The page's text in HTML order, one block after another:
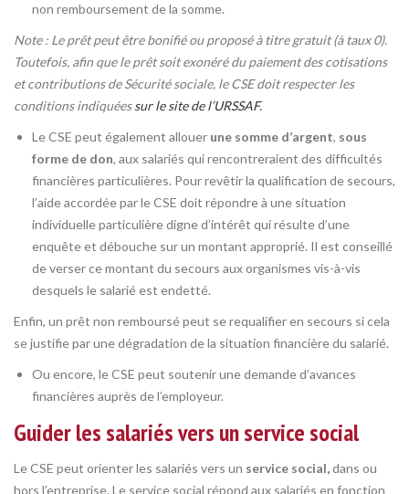
non remboursement de la somme.
Note : Le prêt peut être bonifié ou proposé à titre gratuit (à taux 0).
Toutefois, afin que le prêt soit exonéré du paiement des cotisations
et contributions de Sécurité sociale, le CSE doit respecter les
conditions indiquéessur le site de l’URSSAF.
Le CSE peut également allouer une somme d’argent, sous
forme de don, aux salariés qui rencontreraient des difficultés
financières particulières. Pour revêtir la qualification de secours,
l’aide accordée par le CSE doit répondre à une situation
individuelle particulière digne d’intérêt qui résulte d’une
enquête et débouche sur un montant approprié. Il est conseillé
de verser ce montant du secours aux organismes vis-à-vis
desquels le salarié est endetté.
Enfin, un prêt non remboursé peut se requalifier en secours si cela
se justifie par une dégradation de la situation financière du salarié.
Ou encore, le CSE peut soutenir une demande d’avances
financières auprès de l’employeur.
Guider les salariés vers un service social
Le CSE peut orienter les salariés vers un service social,dans ou
hors l’entreprise. Le service social répond aux salariés en fonction